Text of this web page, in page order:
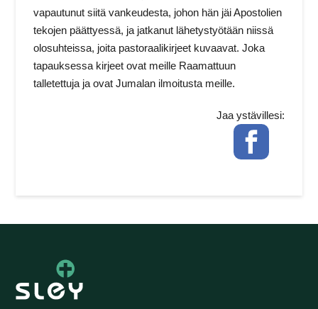
vapautunut siitä vankeudesta, johon hän jäi Apostolien
tekojen päättyessä, ja jatkanut lähetystyötään niissä
olosuhteissa, joita pastoraalikirjeet kuvaavat. Joka
tapauksessa kirjeet ovat meille Raamattuun
talletettuja ja ovat Jumalan ilmoitusta meille.
Jaa ystävillesi:
Facebook